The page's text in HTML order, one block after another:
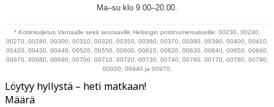
Ma–su klo 9.00–20.00.
* Kotiinkuljetus Vantaalle sekä seuraaville Helsingin postinumeroalueille: 00230, 00240,
00270, 00280, 00300, 00310, 00320, 00350, 00360, 00370, 00380, 00390, 00400, 00410,
00420, 00430, 00440, 00520, 00550, 00600, 00610, 00620, 00630, 00640, 00650, 00660,
00670, 00680, 00690, 00700, 00710, 00720, 00730, 00740, 00760, 00770, 00780, 00790,
00920, 00940 ja 00970.
Löytyy hyllystä – heti matkaan!
Määrä